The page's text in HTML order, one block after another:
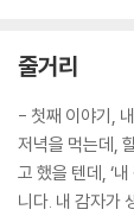
줄거리
- 첫째 이야기,
저녁을 먹는데,
고 했을 텐데, ‘
니다. 내 감자가